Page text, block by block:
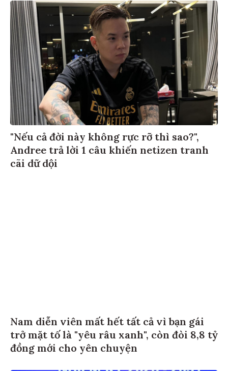
"Nếu cả đời này không rực rỡ thì sao?",
Andree trả lời 1 câu khiến netizen tranh
cãi dữ dội
Nam diễn viên mất hết tất cả vì bạn gái
trở mặt tố là "yêu râu xanh", còn đòi 8,8 tỷ
đồng mới cho yên chuyện